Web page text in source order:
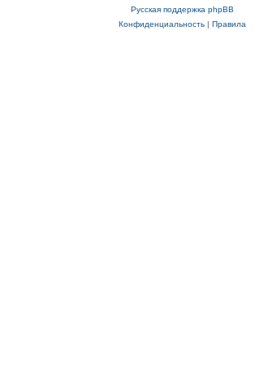
Русская поддержка phpBB
Конфиденциальность| Правила